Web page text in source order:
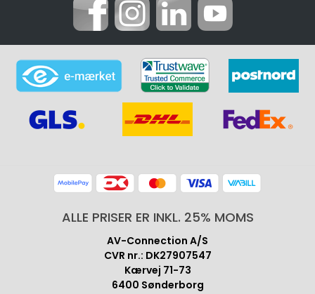
ALLE PRISER ER INKL. 25% MOMS
AV-Connection A/S
CVR nr.: DK27907547
Kærvej 71-73
6400 Sønderborg